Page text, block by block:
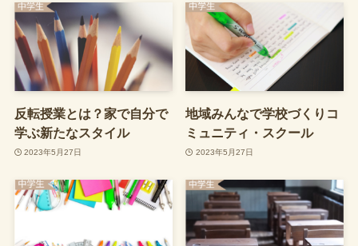
反転授業とは？家で自分で
学ぶ新たなスタイル
2023年5月27日
地域みんなで学校づくりコ
ミュニティ・スクール
2023年5月27日